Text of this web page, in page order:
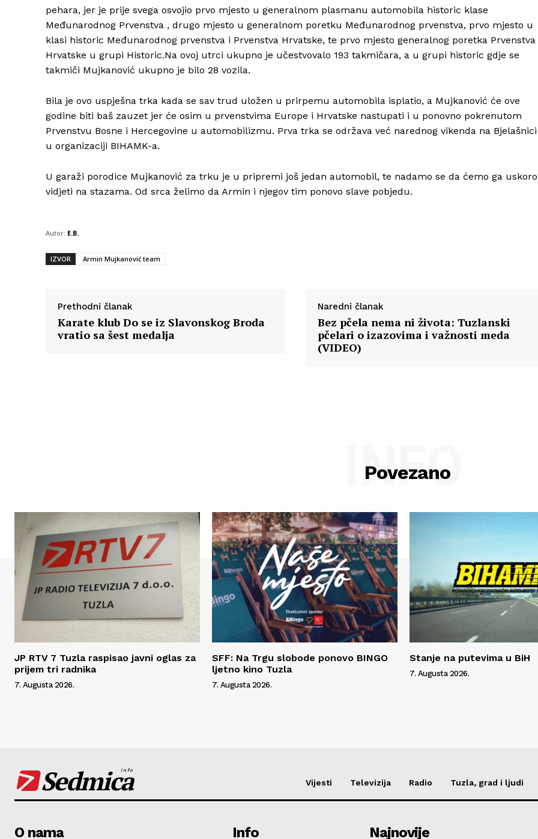
Info
O nama
Impressum
pehara, jer je prije svega osvojio prvo mjesto u generalnom plasmanu automobila historic klase
Međunarodnog Prvenstva , drugo mjesto u generalnom poretku Međunarodnog prvenstva, prvo mjesto u
klasi historic Međunarodnog prvenstva i Prvenstva Hrvatske, te prvo mjesto generalnog poretka Prvenstva
Hrvatske u grupi Historic.Na ovoj utrci ukupno je učestvovalo 193 takmičara, a u grupi historic gdje se
takmiči Mujkanović ukupno je bilo 28 vozila.
Bila je ovo uspješna trka kada se sav trud uložen u prirpemu automobila isplatio, a Mujkanović će ove
godine biti baš zauzet jer će osim u prvenstvima Europe i Hrvatske nastupati i u ponovno pokrenutom
Prvenstvu Bosne i Hercegovine u automobilizmu. Prva trka se održava već narednog vikenda na Bjelašnici
u organizaciji BIHAMK-a.
U garaži porodice Mujkanović za trku je u pripremi još jedan automobil, te nadamo se da ćemo ga
vidjeti na stazama. Od srca želimo da Armin i njegov tim ponovo slave pobjedu.
Autor: E.B.
IZVOR Armin Mujkanović team
Prethodni članak
Karate klub Do se iz Slavonskog Broda
vratio sa šest medalja
Naredni članak
Bez pčela nema ni života: Tuzlanski
pčelari o izazovima i važnosti meda
(VIDEO)
Povezano
INFO
JP RTV 7 Tuzla raspisao javni oglas za
prijem tri radnika
7. Augusta 2026.
SFF: Na Trgu slobode ponovo BINGO
ljetno kino Tuzla
7. Augusta 2026.
Stanje na putevima u BiH
7. Augusta 2026.
Sedmica
info
Vijesti Televizija Radio Tuzla, grad i ljudi
O nama Info Najnovije